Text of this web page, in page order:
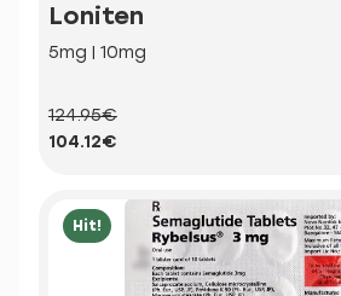
Loniten
5mg | 10mg
124.95€
104.12€
Hit!